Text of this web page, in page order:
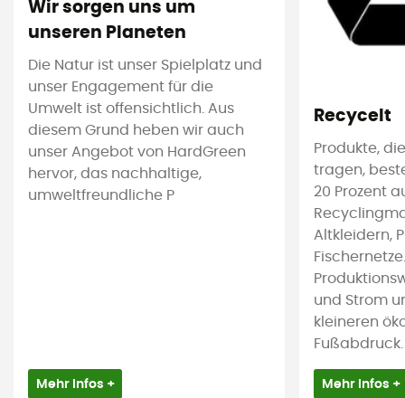
Wir sorgen uns um
unseren Planeten
Die Natur ist unser Spielplatz und
unser Engagement für die
Umwelt ist offensichtlich. Aus
diesem Grund heben wir auch
unser Angebot von HardGreen
hervor, das nachhaltige,
umweltfreundliche P
Mehr Infos +
Recycelt
Produkte,
tragen,
20 Prozent
Altkleidern,
und Strom
kleineren
Fußabdruck.
Mehr Infos +